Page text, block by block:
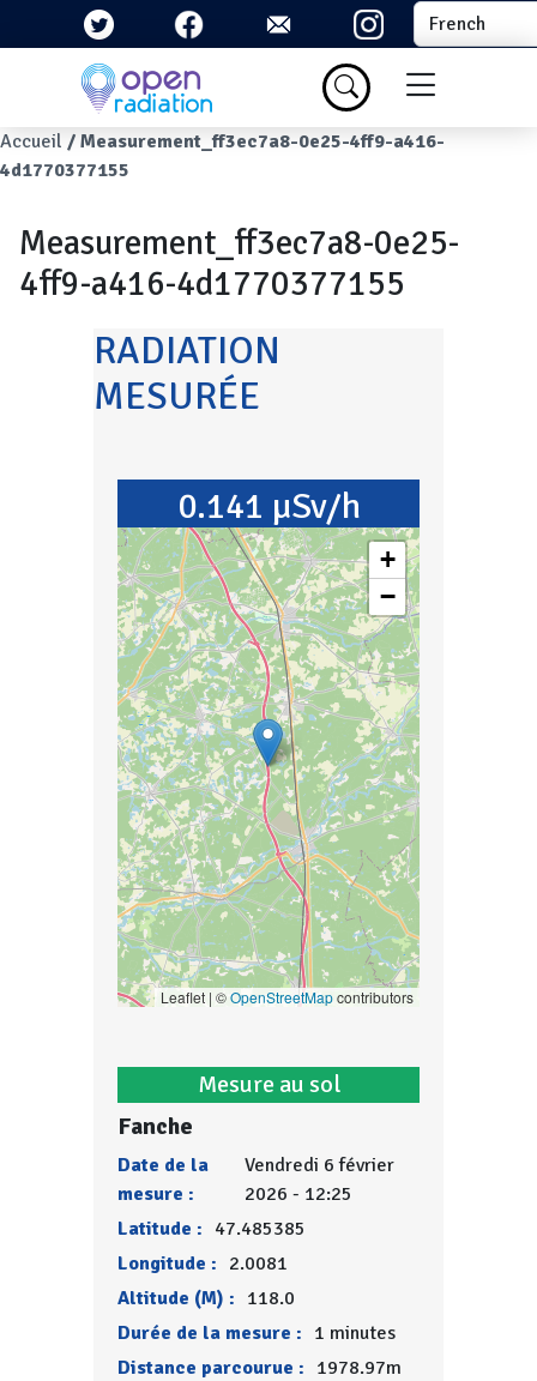
Aller au contenu principal Select your
Menu du
Fil d'Ariane
Accueil
Measurement_ff3ec7a8-0e25-4ff9-a416-
4d1770377155
Measurement_ff3ec7a8-0e25-
4ff9-a416-4d1770377155
RADIATION
MESURÉE
0.141 µSv/h
+
−
Leaflet | ©OpenStreetMapcontributors
Mesure au sol
Fanche
Date de la
mesure :
Vendredi 6 février
2026 - 12:25
Latitude : 47.485385
Longitude : 2.0081
Altitude (M) : 118.0
Durée de la mesure : 1 minutes
Distance parcourue : 1978.97m